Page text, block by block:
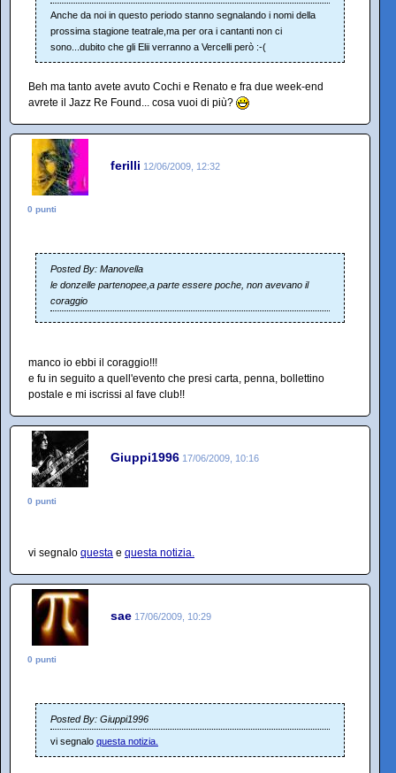
Anche da noi in questo periodo stanno segnalando i nomi della
prossima stagione teatrale,ma per ora i cantanti non ci
sono...dubito che gli Elii verranno a Vercelli però :-(
Beh ma tanto avete avuto Cochi e Renato e fra due week-end
avrete il Jazz Re Found... cosa vuoi di più?
ferilli 12/06/2009, 12:32
0 punti
Posted By: Manovella
le donzelle partenopee,a parte essere poche, non avevano il
coraggio
manco io ebbi il coraggio!!!
e fu in seguito a quell'evento che presi carta, penna, bollettino
postale e mi iscrissi al fave club!!
Giuppi1996 17/06/2009, 10:16
0 punti
vi segnalo questa e questa notizia.
sae 17/06/2009, 10:29
0 punti
Posted By: Giuppi1996
vi segnalo questa notizia.